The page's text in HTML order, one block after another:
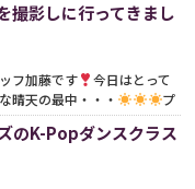
撮影しに行ってきまし
フ加藤です
今日はとって
晴天の最中・・・
プ
スをご担当いただいており
のK-Popダンスクラス